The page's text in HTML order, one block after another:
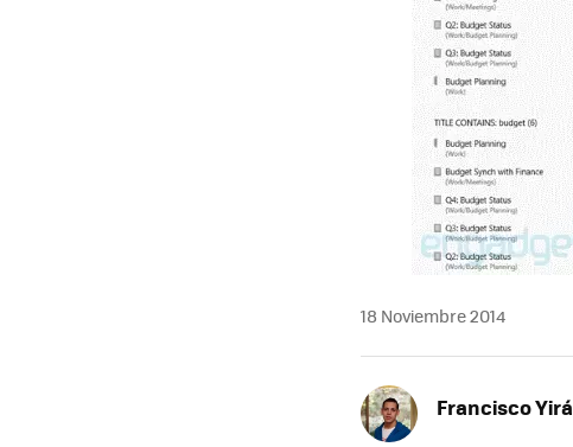
18 Noviembre 2014
Francisco Yirá